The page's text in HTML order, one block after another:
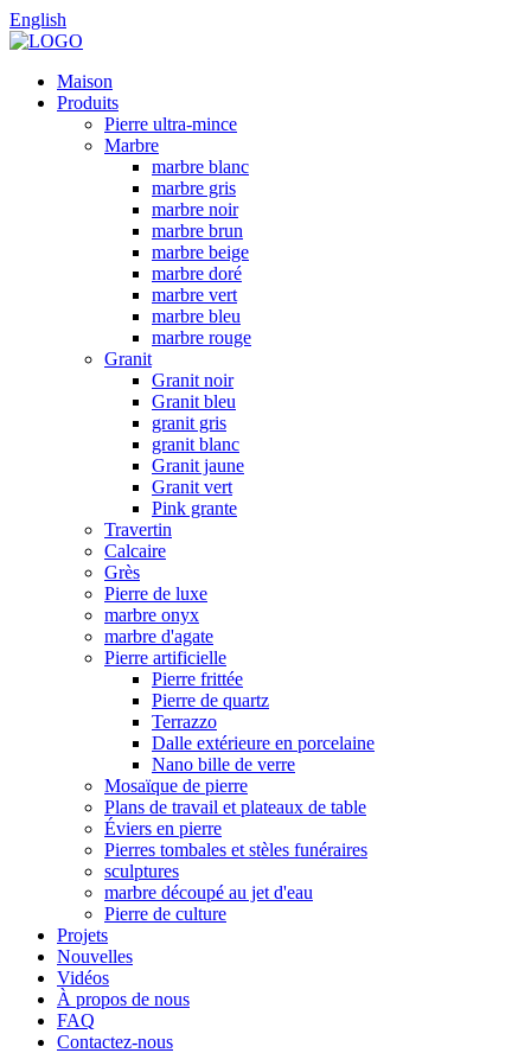
English
Maison
Produits
Pierre ultra-mince
Marbre
marbre blanc
marbre gris
marbre noir
marbre brun
marbre beige
marbre doré
marbre vert
marbre bleu
marbre rouge
Granit
Granit noir
Granit bleu
granit gris
granit blanc
Granit jaune
Granit vert
Pink grante
Travertin
Calcaire
Grès
Pierre de luxe
marbre onyx
marbre d'agate
Pierre artificielle
Pierre frittée
Pierre de quartz
Terrazzo
Dalle extérieure en porcelaine
Nano bille de verre
Mosaïque de pierre
Plans de travail et plateaux de table
Éviers en pierre
Pierres tombales et stèles funéraires
sculptures
marbre découpé au jet d'eau
Pierre de culture
Projets
Nouvelles
Vidéos
À propos de nous
FAQ
Contactez-nous